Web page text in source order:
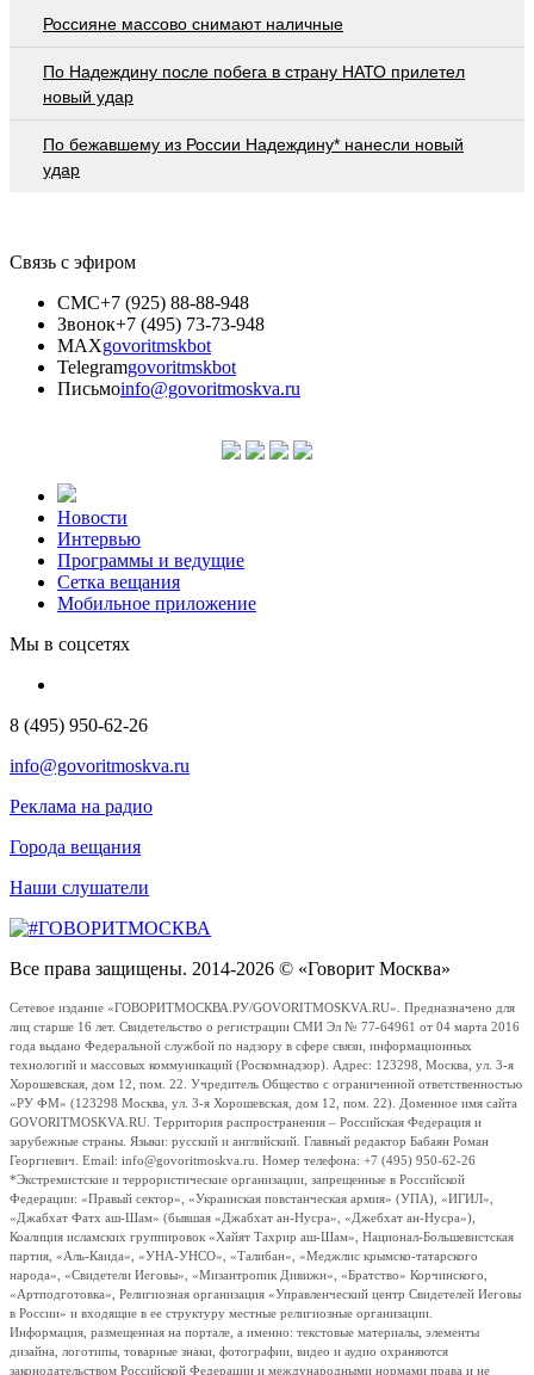
Россияне массово снимают наличные
По Надеждину после побега в страну НАТО прилетел
новый удар
По бежавшему из России Надеждину* нанесли новый
удар
Связь с эфиром
СМС+7 (925) 88-88-948
Звонок+7 (495) 73-73-948
MAXgovoritmskbot
Telegramgovoritmskbot
Письмоinfo@govoritmoskva.ru
Новости
Интервью
Программы и ведущие
Сетка вещания
Мобильное приложение
Мы в соцсетях
8 (495) 950-62-26
info@govoritmoskva.ru
Реклама на радио
Города вещания
Наши слушатели
Все права защищены. 2014-2026 © «Говорит Москва»
Сетевое издание «ГОВОРИТМОСКВА.РУ/GOVORITMOSKVA.RU». Предназначено для
лиц старше 16 лет. Свидетельство о регистрации СМИ Эл № 77-64961 от 04 марта 2016
года выдано Федеральной службой по надзору в сфере связи, информационных
технологий и массовых коммуникаций (Роскомнадзор). Адрес: 123298, Москва, ул. 3-я
Хорошевская, дом 12, пом. 22. Учредитель Общество с ограниченной ответственностью
«РУ ФМ» (123298 Москва, ул. 3-я Хорошевская, дом 12, пом. 22). Доменное имя сайта
GOVORITMOSKVA.RU. Территория распространения – Российская Федерация и
зарубежные страны. Языки: русский и английский. Главный редактор Бабаян Роман
Георгиевич. Email: info@govoritmoskva.ru. Номер телефона: +7 (495) 950-62-26
*Экстремистские и террористические организации, запрещенные в Российской
Федерации: «Правый сектор», «Украинская повстанческая армия» (УПА), «ИГИЛ»,
«Джабхат Фатх аш-Шам» (бывшая «Джабхат ан-Нусра», «Джебхат ан-Нусра»),
Коалиция исламских группировок «Хайят Тахрир аш-Шам», Национал-Большевистская
партия, «Аль-Каида», «УНА-УНСО», «Талибан», «Меджлис крымско-татарского
народа», «Свидетели Иеговы», «Мизантропик Дивижн», «Братство» Корчинского,
«Артподготовка», Религиозная организация «Управленческий центр Свидетелей Иеговы
в России» и входящие в ее структуру местные религиозные организации.
Информация, размещенная на портале, а именно: текстовые материалы, элементы
дизайна, логотипы, товарные знаки, фотографии, видео и аудио охраняются
законодательством Российской Федерации и международными нормами права и не